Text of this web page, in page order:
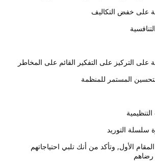
على خفض التكاليف
على التركيز على التفكير القائم على المخاطر
المستمر للمنظمة
سلسلة التوريد
الأول, وتأكد من أنك تلبي احتياجاتهم
رضاهم